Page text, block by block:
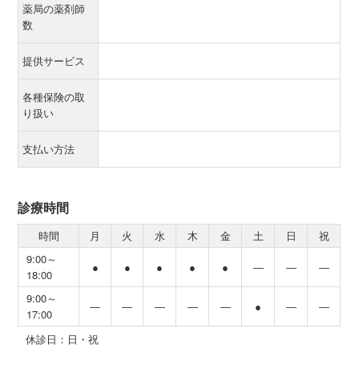
薬局の薬剤師
数
提供サービス
各種保険の取
り扱い
支払い方法
診療時間
時間 月 火 水 木 金 土 日
祝
9:00～
18:00
● ● ● ● ● ― ― ―
9:00～
17:00
― ― ― ― ― ● ― ―
休診日：日・祝